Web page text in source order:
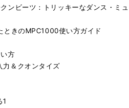
ビーツ：トリッキーなダンス・ミュ
きのMPC1000使い方ガイド
方
＆クオンタイズ
1